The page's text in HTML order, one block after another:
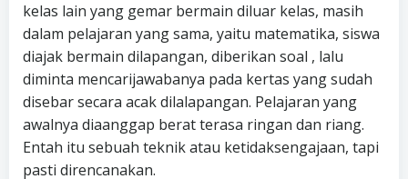
kelas lain yang gemar bermain diluar kelas, masih
dalam pelajaran yang sama, yaitu matematika, siswa
diajak bermain dilapangan, diberikan soal , lalu
diminta mencarijawabanya pada kertas yang sudah
disebar secara acak dilalapangan. Pelajaran yang
awalnya diaanggap berat terasa ringan dan riang.
Entah itu sebuah teknik atau ketidaksengajaan, tapi
pasti direncanakan.